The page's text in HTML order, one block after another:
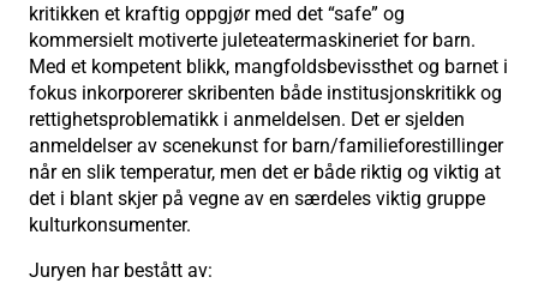
kritikken et kraftig oppgjør med det “safe” og
kommersielt motiverte juleteatermaskineriet for barn.
Med et kompetent blikk, mangfoldsbevissthet og barnet i
fokus inkorporerer skribenten både institusjonskritikk og
rettighetsproblematikk i anmeldelsen. Det er sjelden
anmeldelser av scenekunst for barn/familieforestillinger
når en slik temperatur, men det er både riktig og viktig at
det i blant skjer på vegne av en særdeles viktig gruppe
kulturkonsumenter.
Juryen har bestått av: